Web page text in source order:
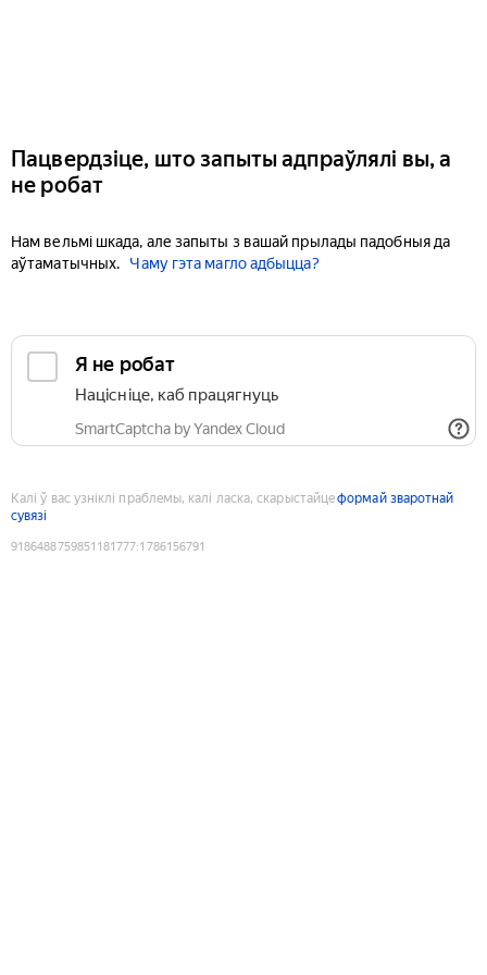
Пацвердзіце, што запыты адпраўлялі вы, а
не робат
Нам вельмі шкада, але запыты з вашай прылады падобныя да
аўтаматычных.
Чаму гэта магло адбыцца?
Я не робат
Націсніце, каб працягнуць
SmartCaptcha by Yandex Cloud
Калі ў вас узніклі праблемы, калі ласка, скарыстайцеформай зваротнай
сувязі
9186488759851181777:1786156791